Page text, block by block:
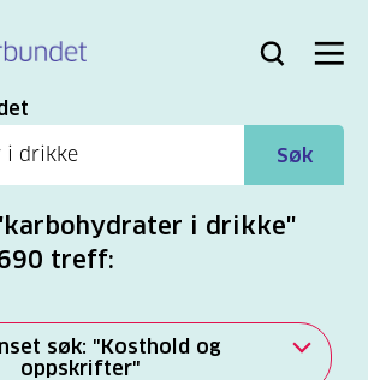
Bli
Logg
Søk Meny
Søk
i drikke"
treff:
søk: "Kosthold og
oppskrifter"